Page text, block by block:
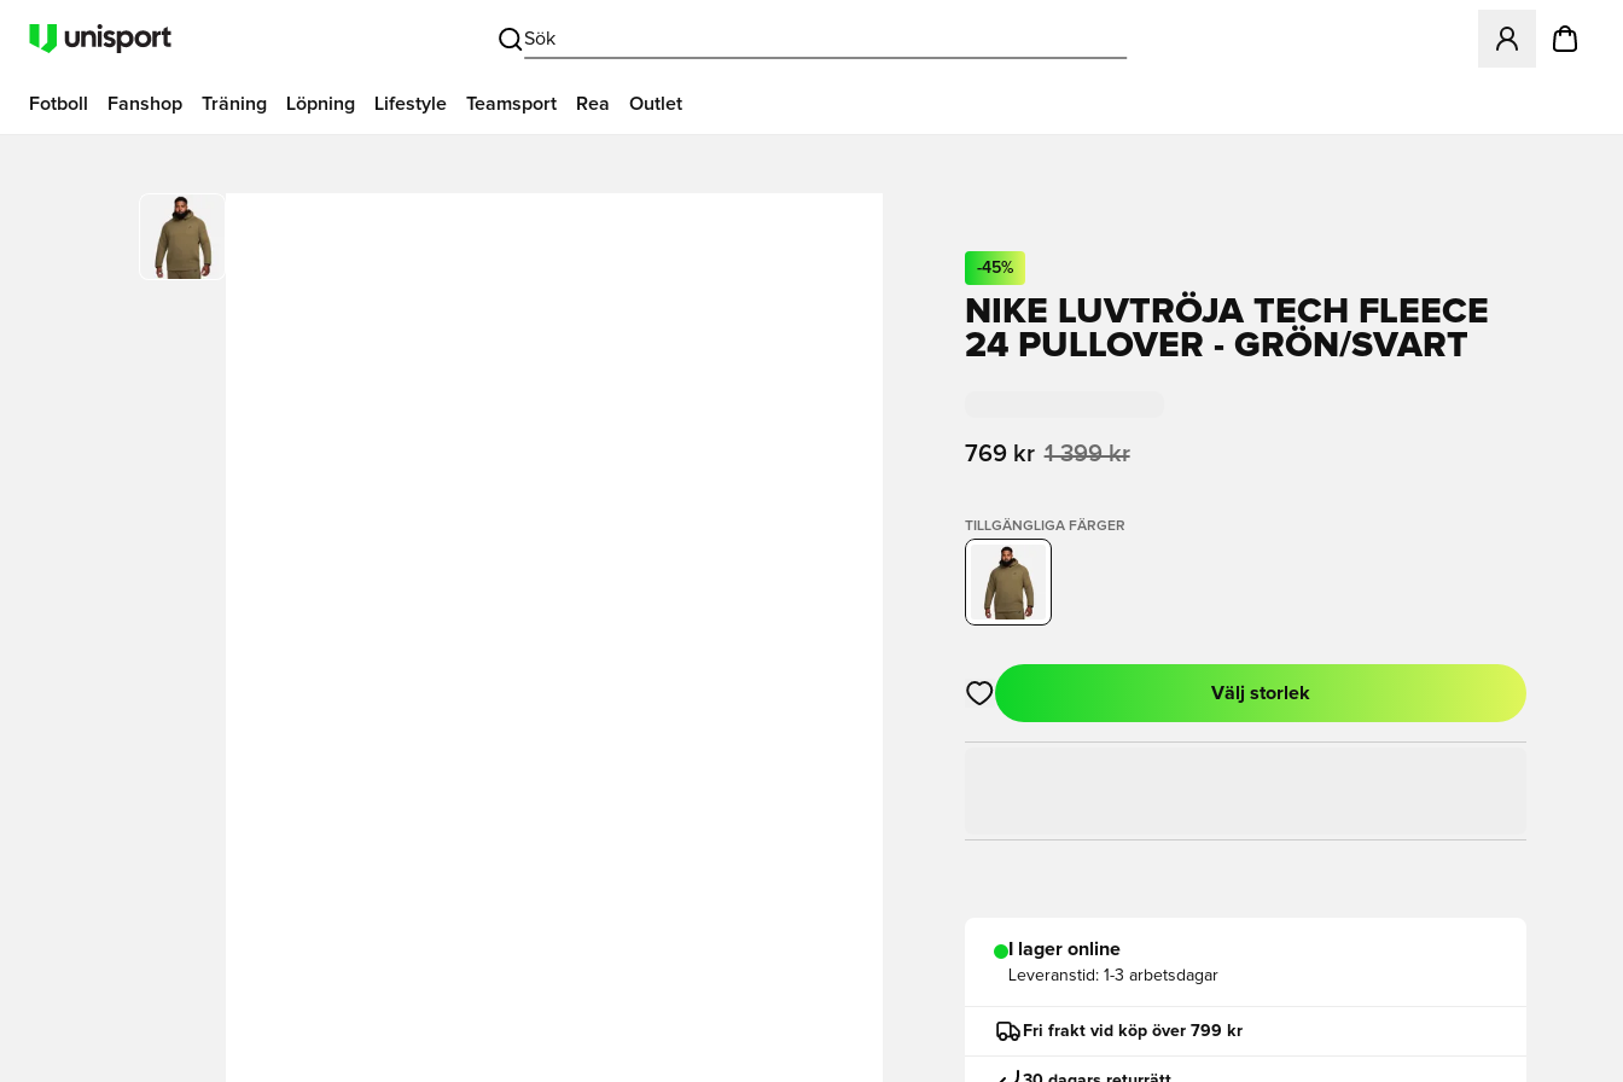
Sök
Öppnar en
Fotboll Fanshop Träning Löpning Lifestyle Teamsport Rea Outlet
-45%
NIKE LUVTRÖJA TECH FLEECE
24 PULLOVER - GRÖN/SVART
769 kr 1 399 kr
TILLGÄNGLIGA FÄRGER
Öppnar en Modal för att logga in eller registrera dig som medlem
Välj storlek
I lager online
Leveranstid: 1-3 arbetsdagar
Fri frakt vid köp över 799 kr